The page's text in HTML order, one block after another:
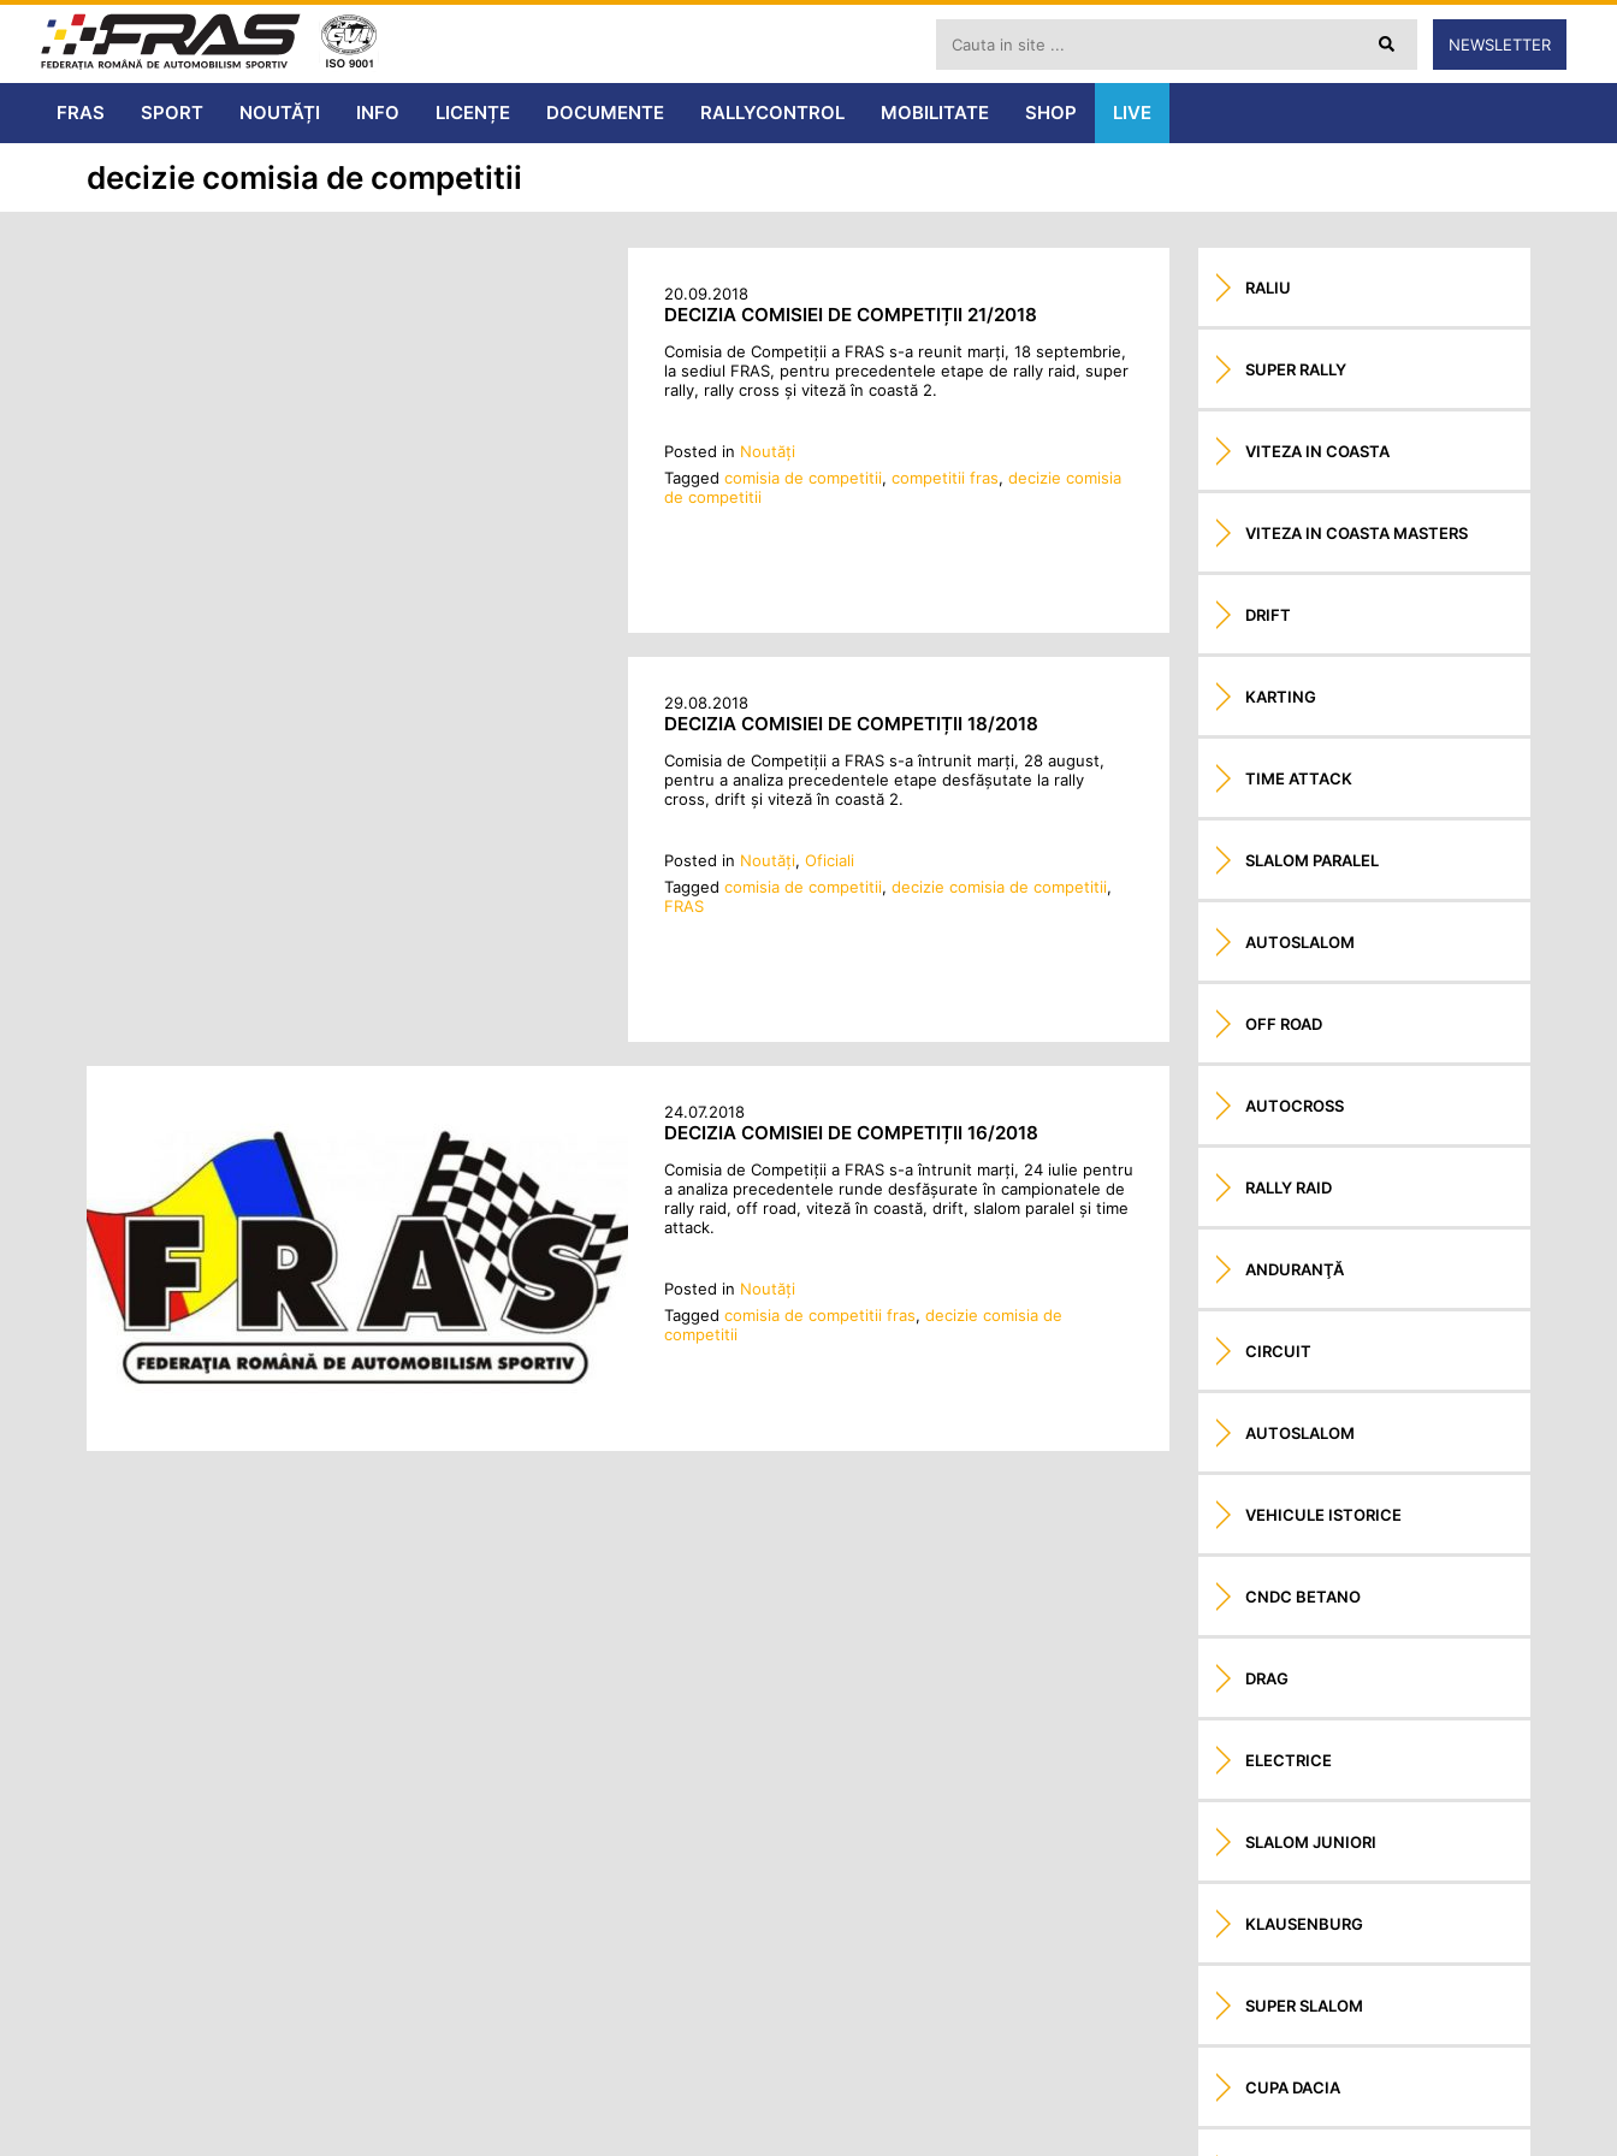
NEWSLETTER
FRAS SPORT NOUTĂȚI INFO LICENȚE DOCUMENTE RALLYCONTROL MOBILITATE SHOP LIVE
decizie comisia de competitii
20.09.2018
DECIZIA COMISIEI DE COMPETIȚII 21/2018
Comisia de Competiții a FRAS s-a reunit marți, 18 septembrie,
la sediul FRAS, pentru precedentele etape de rally raid, super
rally, rally cross și viteză în coastă 2.
Posted in Noutăţi
Tagged comisia de competitii, competitii fras, decizie comisia
de competitii
29.08.2018
DECIZIA COMISIEI DE COMPETIȚII 18/2018
Comisia de Competiții a FRAS s-a întrunit marți, 28 august,
pentru a analiza precedentele etape desfășutate la rally
cross, drift și viteză în coastă 2.
Posted in Noutăţi, Oficiali
Tagged comisia de competitii, decizie comisia de competitii,
FRAS
24.07.2018
DECIZIA COMISIEI DE COMPETIȚII 16/2018
Comisia de Competiții a FRAS s-a întrunit marți, 24 iulie pentru
a analiza precedentele runde desfășurate în campionatele de
rally raid, off road, viteză în coastă, drift, slalom paralel și time
attack.
Posted in Noutăţi
Tagged comisia de competitii fras, decizie comisia de
competitii
RALIU
SUPER RALLY
VITEZA IN COASTA
VITEZA IN COASTA MASTERS
DRIFT
KARTING
TIME ATTACK
SLALOM PARALEL
AUTOSLALOM
OFF ROAD
AUTOCROSS
RALLY RAID
ANDURANŢĂ
CIRCUIT
AUTOSLALOM
VEHICULE ISTORICE
CNDC BETANO
DRAG
ELECTRICE
SLALOM JUNIORI
KLAUSENBURG
SUPER SLALOM
CUPA DACIA